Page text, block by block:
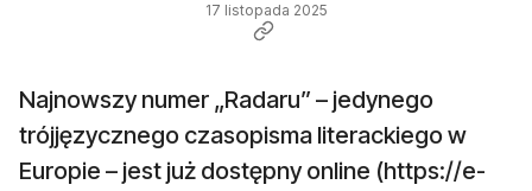
17 listopada 2025
Najnowszy numer „Radaru” – jedynego
trójjęzycznego czasopisma literackiego w
Europie – jest już dostępny online (https://e-